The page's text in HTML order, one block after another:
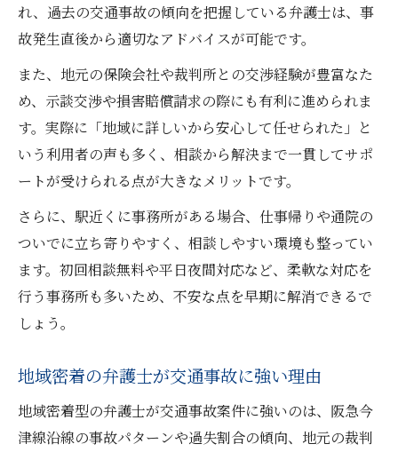
れ、過去の交通事故の傾向を把握している弁護士は、事
故発生直後から適切なアドバイスが可能です。
また、地元の保険会社や裁判所との交渉経験が豊富なた
め、示談交渉や損害賠償請求の際にも有利に進められま
す。実際に「地域に詳しいから安心して任せられた」と
いう利用者の声も多く、相談から解決まで一貫してサポ
ートが受けられる点が大きなメリットです。
さらに、駅近くに事務所がある場合、仕事帰りや通院の
ついでに立ち寄りやすく、相談しやすい環境も整ってい
ます。初回相談無料や平日夜間対応など、柔軟な対応を
行う事務所も多いため、不安な点を早期に解消できるで
しょう。
地域密着の弁護士が交通事故に強い理由
地域密着型の弁護士が交通事故案件に強いのは、阪急今
津線沿線の事故パターンや過失割合の傾向、地元の裁判